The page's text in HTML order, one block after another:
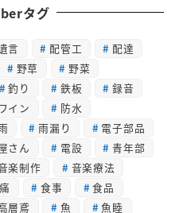
タグ
言 配管工
配達
野草
野菜
釣り 鉄板
録音
イン
防水
雨漏り
電子部品
さん 電設
青年部
楽制作
音楽療法
食事
食品
層鳶 魚 魚睦